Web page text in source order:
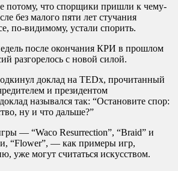
потому, что спорщики пришли к чему-
без малого пяти лет стучания
по-видимому, устали спорить.
после окончания КРИ в прошлом
разгорелось с новой силой.
доклад на TEDx, прочитанный
и президентом
назывался так: “Остановите спор:
ну и что дальше?”
— “Waco Resurrection”, “Braid” и
“Flower”, — как примеры игр,
уже могут считаться искусством.